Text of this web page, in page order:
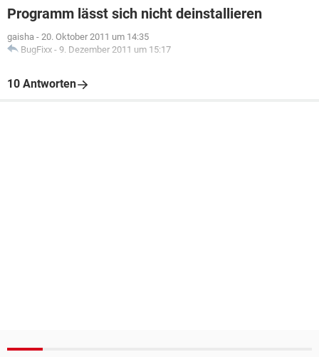
Programm lässt sich nicht deinstallieren
gaisha - 20. Oktober 2011 um 14:35
BugFixx - 9. Dezember 2011 um 15:17
10 Antworten